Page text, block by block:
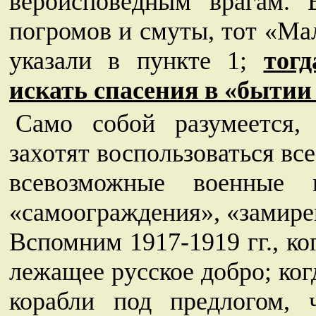
погромов и смуты, тот
указали в пункте 1;
искать спасения в «бытии
Само собой
захотят воспользоваться
всевозможные военные
«самоограждения»,
Вспомним 1917-1919 гг.,
лежащее русское добро;
корабли под предлогом,